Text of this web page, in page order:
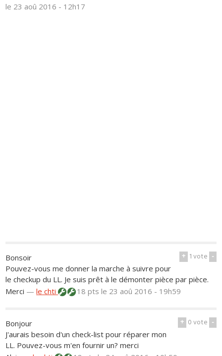
le 23 aoû 2016 - 12h17
+ 1vote -
Bonsoir
Pouvez-vous me donner la marche à suivre pour
le checkup du LL. Je suis prêt à le démonter pièce par pièce.
Merci —le chti 18 ptsle 23 aoû 2016 - 19h59
+ 0vote -
Bonjour
J'aurais besoin d'un check-list pour réparer mon
LL. Pouvez-vous m'en fournir un? merci